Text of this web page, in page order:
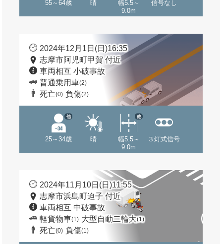
55～64歳 晴
幅5.5～
9.0m
信号なし
2024年12月1日(日)16:35
志摩市阿児町甲賀 付近
車両相互 小破事故
普通乗用車(2)
死亡(0) 負傷(2)
25～34歳
他
晴
幅5.5～
9.0m
他
３灯式信号
2024年11月10日(日)11:55
志摩市浜島町迫子 付近
車両相互 中破事故
軽貨物車(1) 大型自動二輪大(1)
死亡(0) 負傷(1)